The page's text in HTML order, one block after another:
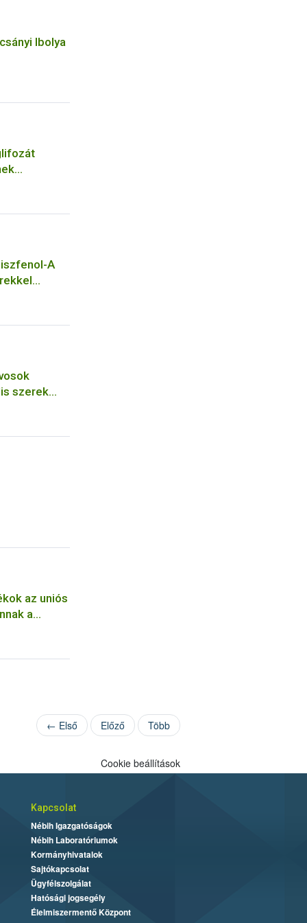
Ibolya
A
szerek
képzés
az uniós
a
← Első Előző Több
Cookie beállítások
Kapcsolat
Nébih Igazgatóságok
Nébih Laboratóriumok
Kormányhivatalok
Sajtókapcsolat
Ügyfélszolgálat
Hatósági jogsegély
Élelmiszermentő Központ